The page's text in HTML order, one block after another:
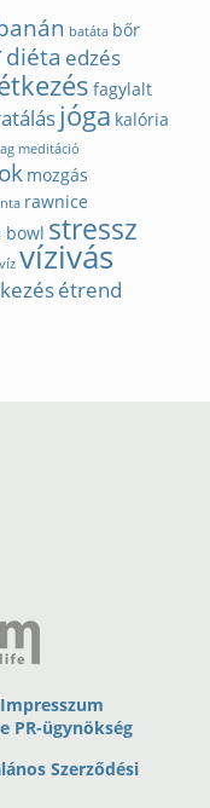
batáta bőr
diéta edzés
fagylalt
jóga kalória
meditáció
mozgás
rawnice
bowl stressz
víz vízivás
étrend
Impresszum
PR-ügynökség
Szerződési